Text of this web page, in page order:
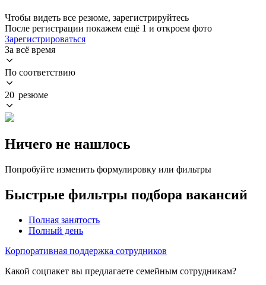
Чтобы видеть все резюме, зарегистрируйтесь
После регистрации покажем ещё 1 и откроем фото
Зарегистрироваться
За всё время
По соответствию
20 резюме
Ничего не нашлось
Попробуйте изменить формулировку или фильтры
Быстрые фильтры подбора вакансий
Полная занятость
Полный день
Корпоративная поддержка сотрудников
Какой соцпакет вы предлагаете семейным сотрудникам?